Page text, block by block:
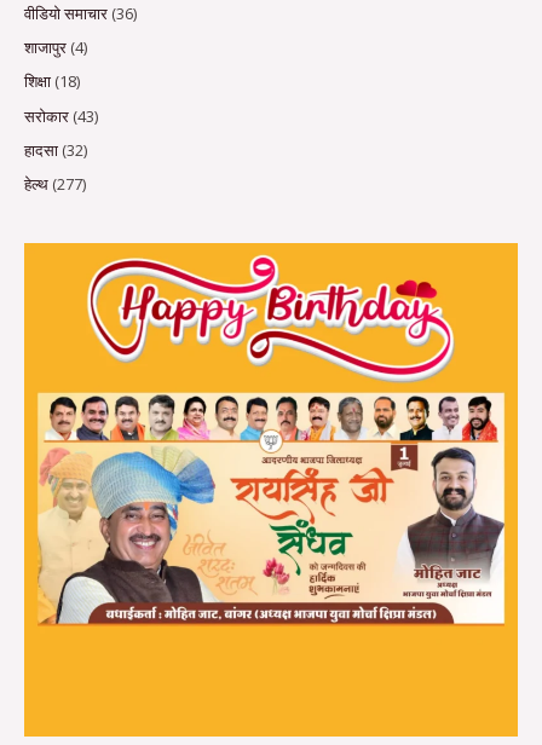
वीडियो समाचार (36)
शाजापुर (4)
शिक्षा (18)
सरोकार (43)
हादसा (32)
हेल्थ (277)